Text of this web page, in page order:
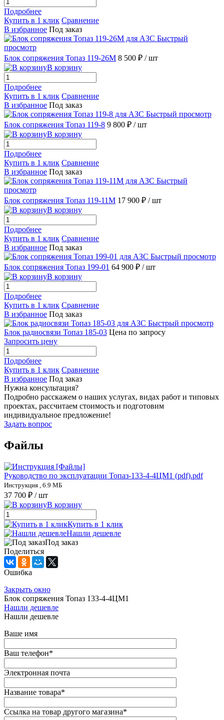
Подробнее
Купить в 1 клик Сравнение
В избранное Под заказ
Быстрый
просмотр
Блок сопряжения Топаз 119-26М 8 500 ₽ / шт
В корзину
Подробнее
Купить в 1 клик Сравнение
В избранное Под заказ
Быстрый просмотр
Блок сопряжения Топаз 119-8 9 800 ₽ / шт
В корзину
Подробнее
Купить в 1 клик Сравнение
В избранное Под заказ
Быстрый
просмотр
Блок сопряжения Топаз 119-11М 17 900 ₽ / шт
В корзину
Подробнее
Купить в 1 клик Сравнение
В избранное Под заказ
Быстрый просмотр
Блок сопряжения Топаз 199-01 64 900 ₽ / шт
В корзину
Подробнее
Купить в 1 клик Сравнение
В избранное Под заказ
Быстрый просмотр
Блок радиосвязи Топаз 185-03 Цена по запросу
Запросить цену
Подробнее
Купить в 1 клик Сравнение
В избранное Под заказ
Нужна консультация?
Подробно расскажем о наших услугах, видах работ и типовых
проектах, рассчитаем стоимость и подготовим
индивидуальное предложение!
Задать вопрос
Файлы
Руководство по эксплуатации Топаз-133-4-4ЦМ1 (pdf).pdf
Инструкция , 6.9 МБ
37 700 ₽ / шт
В корзину
Купить в 1 клик
Нашли дешевле
Под заказ
Поделиться
Ошибка
Закрыть окно
Блок сопряжения Топаз 133-4-4ЦМ1
Нашли дешевле
Нашли дешевле
Ваше имя
Ваш телефон*
Электронная почта
Название товара*
Ссылка на товар другого магазина*